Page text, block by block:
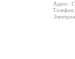
Адрес: